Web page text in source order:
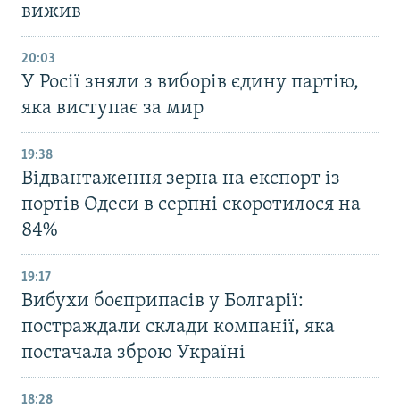
вижив
20:03
У Росії зняли з виборів єдину партію,
яка виступає за мир
19:38
Відвантаження зерна на експорт із
портів Одеси в серпні скоротилося на
84%
19:17
Вибухи боєприпасів у Болгарії:
постраждали склади компанії, яка
постачала зброю Україні
18:28